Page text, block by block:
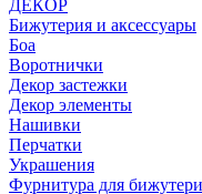
ДЕКОР
Бижутерия и аксессуары
Боа
Воротнички
Декор застежки
Декор элементы
Нашивки
Перчатки
Украшения
Фурнитура для